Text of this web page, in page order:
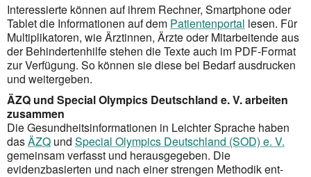
Interessierte können auf ihrem Rechner, Smartphone oder
Tablet die Informationen auf dem Patienten­portal lesen. Für
Multiplikatoren, wie Ärztinnen, Ärzte oder Mitarbeitende aus
der Behindertenhilfe stehen die Texte auch im PDF-Format
zur Verfügung. So können sie diese bei Bedarf ausdrucken
und weiter­geben.
ÄZQ und Special Olympics Deutschland e. V. arbeiten
zusammen
Die Gesundheitsinformationen in Leichter Sprache haben
dasÄZQ und Special Olympics Deutschland (SOD) e. V.
gemeinsam verfasst und herausgegeben. Die
evidenzbasierten und nach einer strengen Methodik ent­